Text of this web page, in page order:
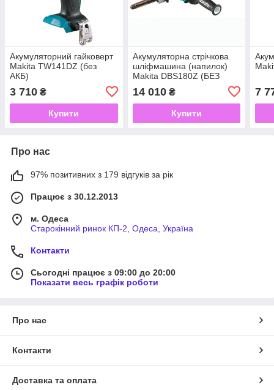
Акумуляторний гайковерт
Makita TW141DZ (без
АКБ)
3 710 ₴
Купити
Акумуляторна стрічкова
шліфмашина (напилок)
Makita DBS180Z (БЕЗ
533
14 010₴
Купити
7
Про нас
97% позитивних з 179 відгуків за рік
Працює з 30.12.2013
м. Одеса
Старокінний ринок КП-2, Одеса, Україна
Контакти
Сьогодні працює з 09:00 до 20:00
Показати весь графік роботи
Про нас
Контакти
Доставка та оплата